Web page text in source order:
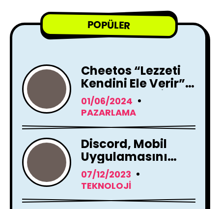
POPÜLER
Cheetos “Lezzeti
Kendini Ele Verir”
Reklam Filmi İle
Yayında !
01/06/2024
PAZARLAMA
Discord, Mobil
Uygulamasını
Tamamen
Yenileme Kararı
07/12/2023
TEKNOLOJI